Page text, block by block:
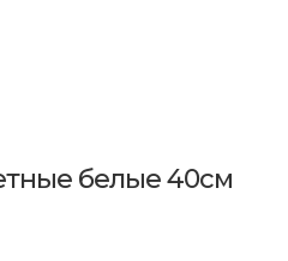
белые 40см